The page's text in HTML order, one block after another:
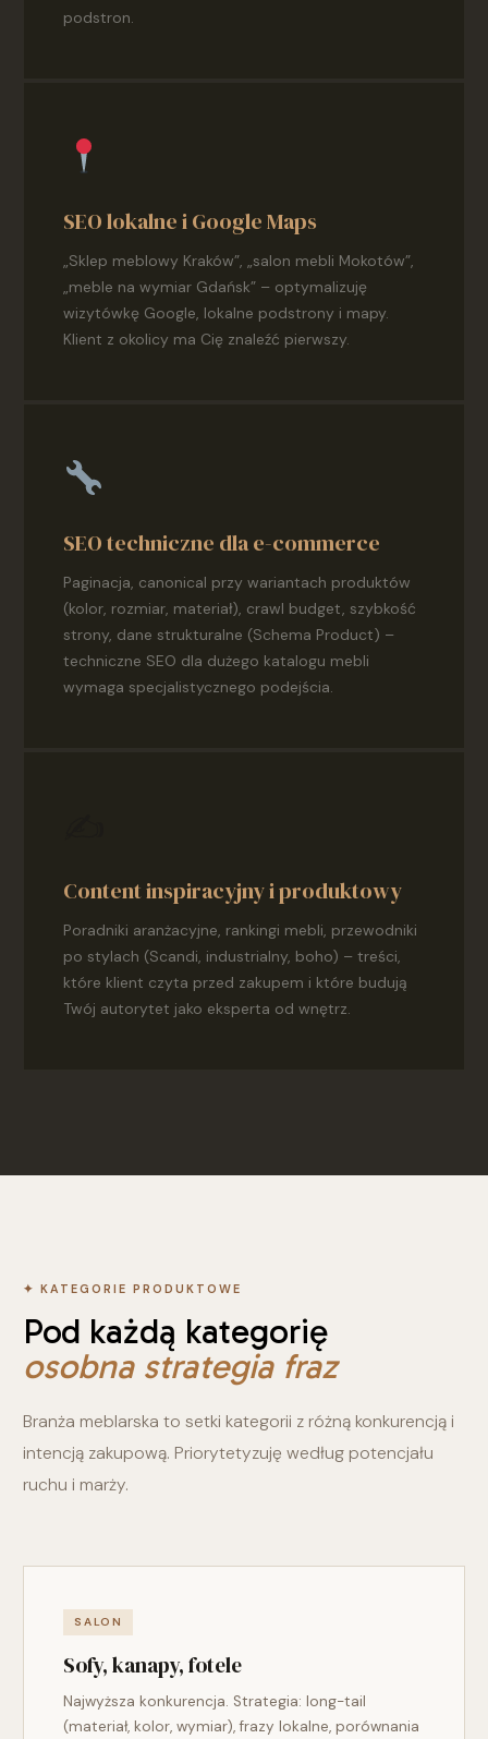
podstron.
SEO lokalne i Google Maps
„Sklep meblowy Kraków”, „salon mebli Mokotów”,
„meble na wymiar Gdańsk” – optymalizuję
wizytówkę Google, lokalne podstrony i mapy.
Klient z okolicy ma Cię znaleźć pierwszy.
SEO techniczne dla e-commerce
Paginacja, canonical przy wariantach produktów
(kolor, rozmiar, materiał), crawl budget, szybkość
strony, dane strukturalne (Schema Product) –
techniczne SEO dla dużego katalogu mebli
wymaga specjalistycznego podejścia.
Content inspiracyjny i produktowy
Poradniki aranżacyjne, rankingi mebli, przewodniki
po stylach (Scandi, industrialny, boho) – treści,
które klient czyta przed zakupem i które budują
Twój autorytet jako eksperta od wnętrz.
✦ KATEGORIE PRODUKTOWE
Pod każdą kategorię
osobna strategia fraz
Branża meblarska to setki kategorii z różną konkurencją i
intencją zakupową. Priorytetyzuję według potencjału
ruchu i marży.
SALON
Sofy, kanapy, fotele
Najwyższa konkurencja. Strategia: long-tail
(materiał, kolor, wymiar), frazy lokalne, porównania